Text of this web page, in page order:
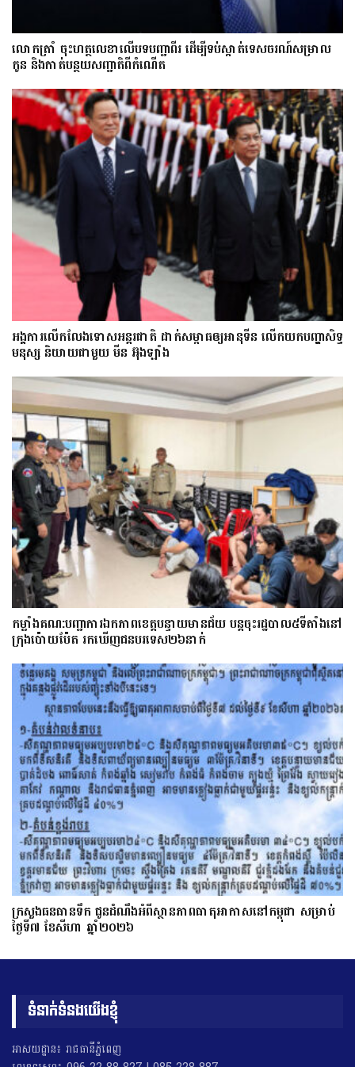
លោក​ត្រាំ ចុះហត្ថលេខាលើបទបញ្ជាពីរ ដើម្បីទប់ស្កាត់ទេស​ចរណ៍សម្រាល
កូន និងកាត់បន្ថយសញ្ជាតិពីកំណើត
អង្គការលើកលែងទោសអន្តរជាតិ ដាក់សម្ពាធឲ្យអានុទីន លើកយកបញ្ហាសិទ្ធ
មនុស្ស និយាយជាមួយ មីន អ៊ុងឡាំង
កម្លាំងគណ:បញ្ជាការឯកភាពខេត្តបន្ទាយមានជ័យ បន្តចុះរដ្ឋបាល៥ទីតាំងនៅ
ក្រុងប៉ោយប៉ែត រកឃើញជនបរទេស២៦នាក់
ក្រសួងធនធានទឹក ជូនដំណឹងអំពីស្ថានភាពធាតុអាកាសនៅកម្ពុជា សម្រាប់
ថ្ងៃទី៧ ខែសីហា ឆ្នាំ២០២៦
ទំនាក់ទំនងយើងខ្ញុំ
អាសយដ្ឋាន៖ រាជធានីភ្នំពេញ